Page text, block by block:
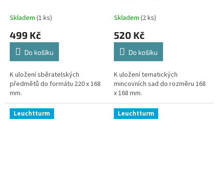
Skladem (1 ks)
499 Kč
Do košíku
K uložení sběratelských
předmětů do formátu 220 x 168
mm.
Skladem (2 ks)
520 Kč
Do košíku
K uložení tematických
mincovních sad do rozměru 168
x 168 mm.
Leuchtturm Leuchtturm